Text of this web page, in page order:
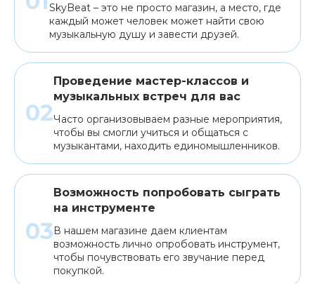
SkyBeat – это не просто магазин, а место, где
каждый может человек может найти свою
музыкальную душу и завести друзей.
Проведение мастер-классов и
музыкальных встреч для вас
Часто организовываем разные мероприятия,
чтобы вы смогли учиться и общаться с
музыкантами, находить единомышленников.
Возможность попробовать сыграть
на инструменте
В нашем магазине даем клиентам
возможность лично опробовать инструмент,
чтобы почувствовать его звучание перед
покупкой.